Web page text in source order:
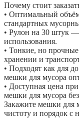
Почему стоит
• Оптимальный
стандартных
• Рулон на 30 штук —
использования.
• Тонкие, но
хранении и
• Подходят как для
мешки для мусора
• Доступная цена
мешки для мусора
Закажите мешки для
чистоту и порядок